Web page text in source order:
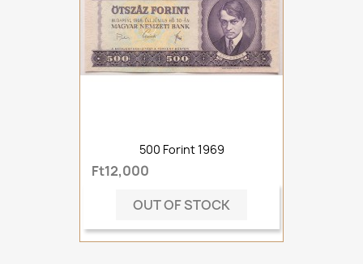
500 Forint 1969
Ft12,000
OUT OF STOCK